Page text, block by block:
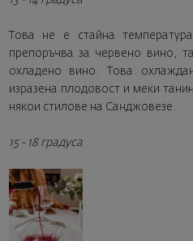
Това не е стайна
препоръчва за червено вино,
охладено вино. Това
изразена плодовост и меки
някои стилове на Санджовезе.
15 - 18 градуса